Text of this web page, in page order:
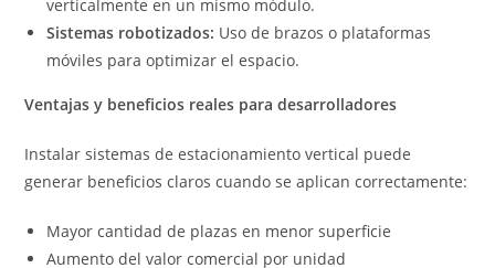
verticalmente en un mismo módulo.
Sistemas robotizados: Uso de brazos o plataformas
móviles para optimizar el espacio.
Ventajas y beneficios reales para desarrolladores
Instalar sistemas de estacionamiento vertical puede
generar beneficios claros cuando se aplican correctamente:
Mayor cantidad de plazas en menor superficie
Aumento del valor comercial por unidad